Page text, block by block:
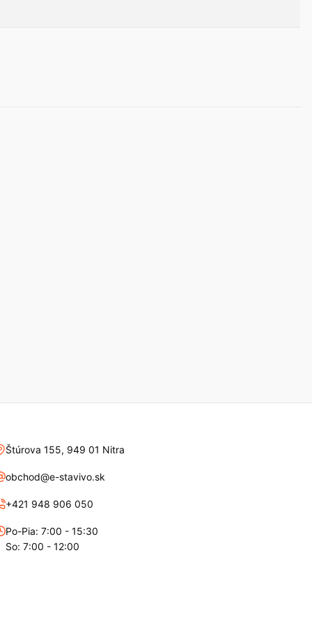
Štúrova 155, 949 01 Nitra
obchod@e-stavivo.sk
+421 948 906 050
Po-Pia: 7:00 - 15:30
So: 7:00 - 12:00